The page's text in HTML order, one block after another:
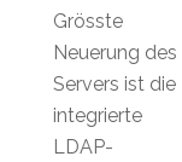
Grösste
Neuerung des
Servers ist die
integrierte
LDAP-